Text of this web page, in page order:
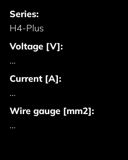
Series:
H4-Plus
Voltage [V]:
...
Current [A]:
...
Wire gauge [mm2]:
...